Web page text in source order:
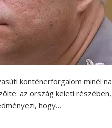
konténerforgalom minél
az ország keleti
hogy…